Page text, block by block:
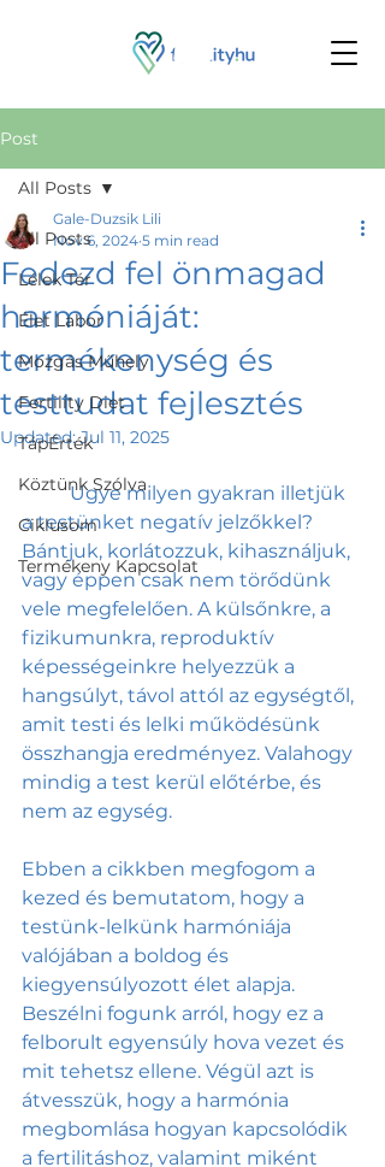
Post
All Posts
Lélek Tér
Élet Labor
Mozgás Műhely
Fertility Diet
TápÉrték
Köztünk Szólva
Ciklusom
Termékeny Kapcsolat
All Posts
Fedezd fel önmagad
harmóniáját:
termékenység és
testtudat fejlesztés
Gale-Duzsik Lili
Nov 6, 2024 5 min read
Updated:Jul 11, 2025
	Ugye milyen gyakran illetjük
a testünket negatív jelzőkkel?
Bántjuk, korlátozzuk, kihasználjuk,
vagy éppen csak nem törődünk
vele megfelelően. A külsőnkre, a
fizikumunkra, reproduktív
képességeinkre helyezzük a
hangsúlyt, távol attól az egységtől,
amit testi és lelki működésünk
összhangja eredményez. Valahogy
mindig a test kerül előtérbe, és
nem az egység.
Ebben a cikkben megfogom a
kezed és bemutatom, hogy a
testünk-lelkünk harmóniája
valójában a boldog és
kiegyensúlyozott élet alapja.
Beszélni fogunk arról, hogy ez a
felborult egyensúly hova vezet és
mit tehetsz ellene. Végül azt is
átvesszük, hogy a harmónia
megbomlása hogyan kapcsolódik
a fertilitáshoz, valamint miként